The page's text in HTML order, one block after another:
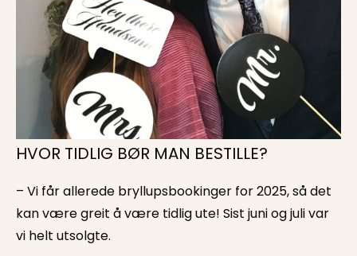
HVOR TIDLIG BØR MAN BESTILLE?
– Vi får allerede bryllupsbookinger for 2025, så det
kan være greit å være tidlig ute! Sist juni og juli var
vi helt utsolgte.